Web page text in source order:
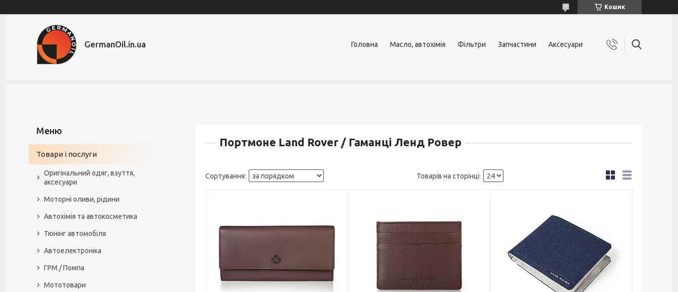
Кошик
GermanOil.in.ua Головна Масло, автохімія Фільтри Запчастини Аксесуари
Портмоне Land Rover / Гаманці Ленд Ровер
Товари і послуги
Оригінальний одяг, взуття,
аксесуари
Моторні оливи, рідини
Автохімія та автокосметика
Тюнінг автомобіля
Автоелектроніка
ГРМ / Помпа
Мототовари